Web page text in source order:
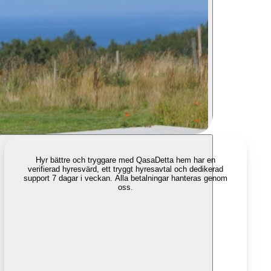
Hyr bättre och tryggare med QasaDetta hem har en
verifierad hyresvärd, ett tryggt hyresavtal och dedikerad
support 7 dagar i veckan. Alla betalningar hanteras genom
oss.